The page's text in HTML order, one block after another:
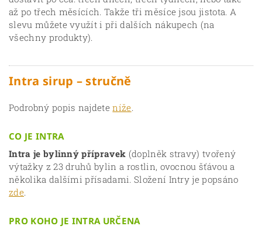
až po třech měsících. Takže tři měsíce jsou jistota. A
slevu můžete využít i při dalších nákupech (na
všechny produkty).
Intra sirup – stručně
Podrobný popis najdeteníže.
CO JE INTRA
Intra je bylinný přípravek (doplněk stravy) tvořený
výtažky z 23 druhů bylin a rostlin, ovocnou šťávou a
několika dalšími přísadami. Složení Intry je popsáno
zde.
PRO KOHO JE INTRA URČENA